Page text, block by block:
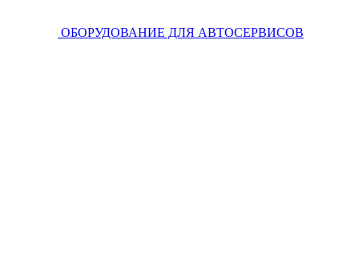
ОБОРУДОВАНИЕ ДЛЯ АВТОСЕРВИСОВ